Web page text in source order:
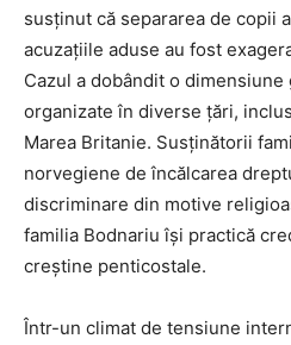
susținut că separarea de copii
acuzațiile aduse au fost
Cazul a dobândit o
organizate în diverse țări,
Marea Britanie. Susținătorii
norvegiene de încălcarea
discriminare din motive
familia Bodnariu își practică
creștine penticostale.
Într-un climat de tensiune